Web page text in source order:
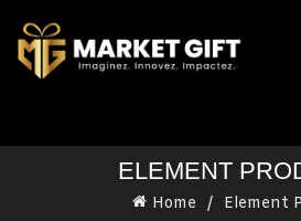
ELEMENT
Home Element